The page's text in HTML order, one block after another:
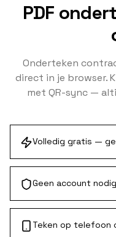
PDF
Onderteken
direct in je browser.
met QR-sync —
Volledig gratis —
Geen account nodig
Teken op telefoon